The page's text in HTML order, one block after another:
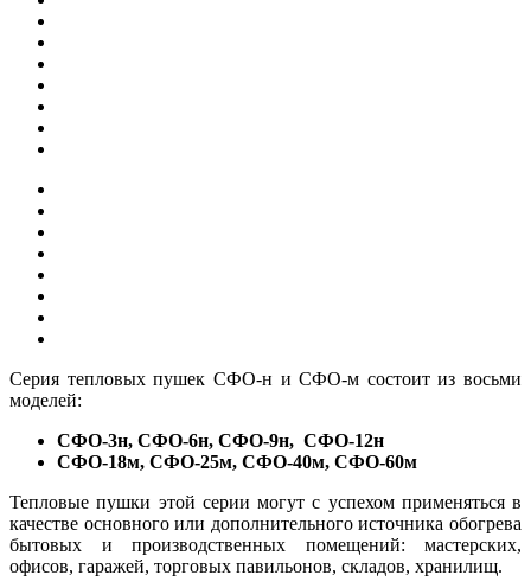
Серия тепловых пушек СФО-н и СФО-м состоит из восьми
моделей:
СФО-3н, СФО-6н, СФО-9н, СФО-12н
СФО-18м, СФО-25м, СФО-40м, СФО-60м
Тепловые пушки этой серии могут с успехом применяться в
качестве основного или дополнительного источника обогрева
бытовых и производственных помещений: мастерских,
офисов, гаражей, торговых павильонов, складов, хранилищ.